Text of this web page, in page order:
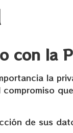
con la
la
de sus